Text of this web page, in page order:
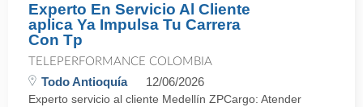
Experto En Servicio Al Cliente
aplica Ya Impulsa Tu Carrera
Con Tp
TELEPERFORMANCE COLOMBIA
Todo Antioquía 12/06/2026
Experto servicio al cliente Medellín ZPCargo: Atender